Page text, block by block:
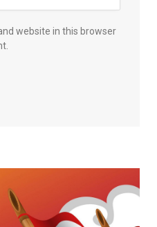
website in this browser